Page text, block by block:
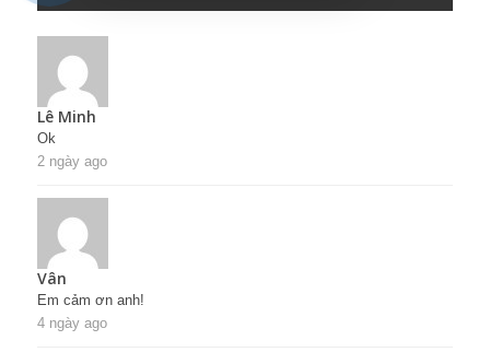
Lê Minh
Ok
2 ngày ago
Vân
Em cảm ơn anh!
4 ngày ago